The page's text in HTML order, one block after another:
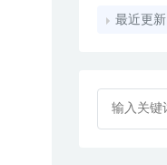
最近更新